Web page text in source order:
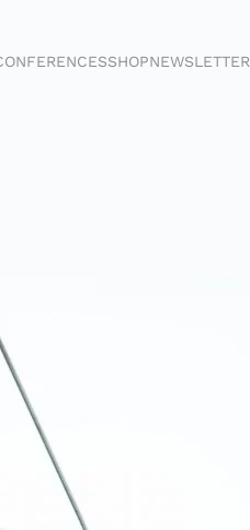
SHOPNEWSLETTER